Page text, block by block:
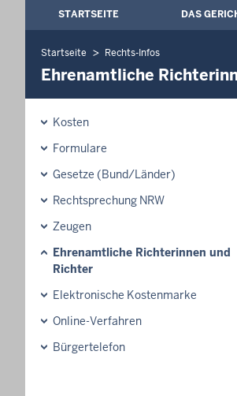
Hauptmenü:
STARTSEITE DAS
Startseite Rechts-Infos
Ehrenamtliche
Kosten
Formulare
Gesetze (Bund/Länder)
Rechtsprechung NRW
Zeugen
Ehrenamtliche Richterinnen und
Richter
Elektronische Kostenmarke
Online-Verfahren
Bürgertelefon